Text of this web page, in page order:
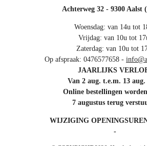
Achterweg 32 - 9300 Aalst
Woensdag: van 14u tot
Vrijdag: van 10u tot
Zaterdag: van 10u tot
Op afspraak: 0476577658 -
JAARLIJKS
Van 2 aug. t.e.m. 13 aug.
Online bestellingen
7 augustus terug
WIJZIGING
-